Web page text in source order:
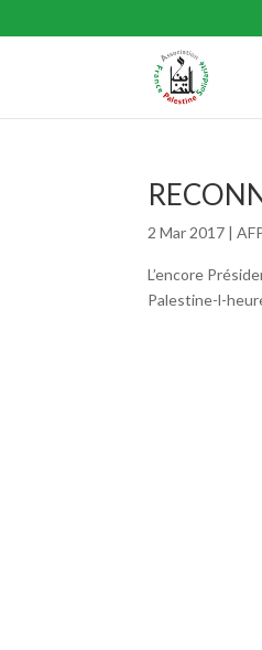
2 Mar 2017 |
L’encore
Palestine-l-